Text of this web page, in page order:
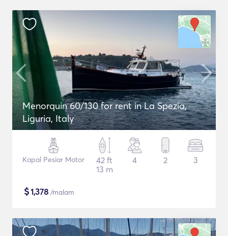
Menorquin 60/130 for rent in La Spezia,
Liguria, Italy
Kapal Pesiar Motor
42 ft
13 m
4 2 3
$1,378 /malam